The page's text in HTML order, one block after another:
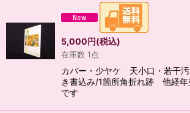
5,000円(税込)
在庫数 1点
カバー・少ヤケ 天小口・若干
き書込み/1箇所角折れ跡 他経年
です